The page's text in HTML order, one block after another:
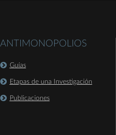
ANTIMONOPOLIOS
Guías
Etapas de una Investigación
Publicaciones